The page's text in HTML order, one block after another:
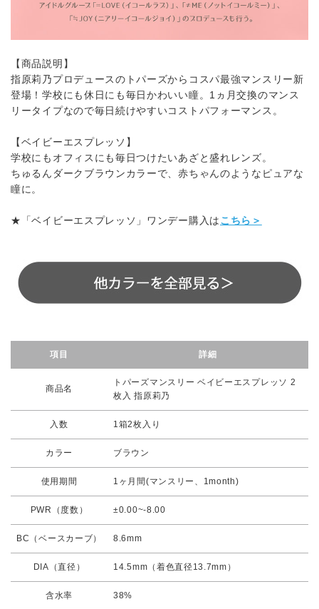
【商品説明】
指原莉乃プロデュースのトパーズからコスパ最強マンスリー新
登場！学校にも休日にも毎日かわいい瞳。1ヵ月交換のマンス
リータイプなので毎日続けやすいコストパフォーマンス。
【ベイビーエスプレッソ】
学校にもオフィスにも毎日つけたいあざと盛れレンズ。
ちゅるんダークブラウンカラーで、赤ちゃんのようなピュアな
瞳に。
★「ベイビーエスプレッソ」ワンデー購入はこちら＞
項目 詳細
商品名
トパーズマンスリー ベイビーエスプレッソ 2
枚入 指原莉乃
入数 1箱2枚入り
カラー ブラウン
使用期間 1ヶ月間(マンスリー、1month)
PWR（度数） ±0.00~-8.00
BC（ベースカーブ） 8.6mm
DIA（直径） 14.5mm（着色直径13.7mm）
含水率 38%